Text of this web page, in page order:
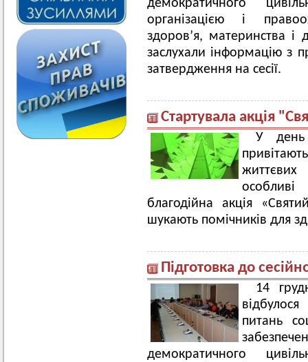
демократичного
організацією і
здоров’я, материнства і
заслухали інформацію з
затвердження на сесії.
Стартувала акція
У день
благодійна акція
шукають помічників для
Підготовка до
14
питань
демократичного